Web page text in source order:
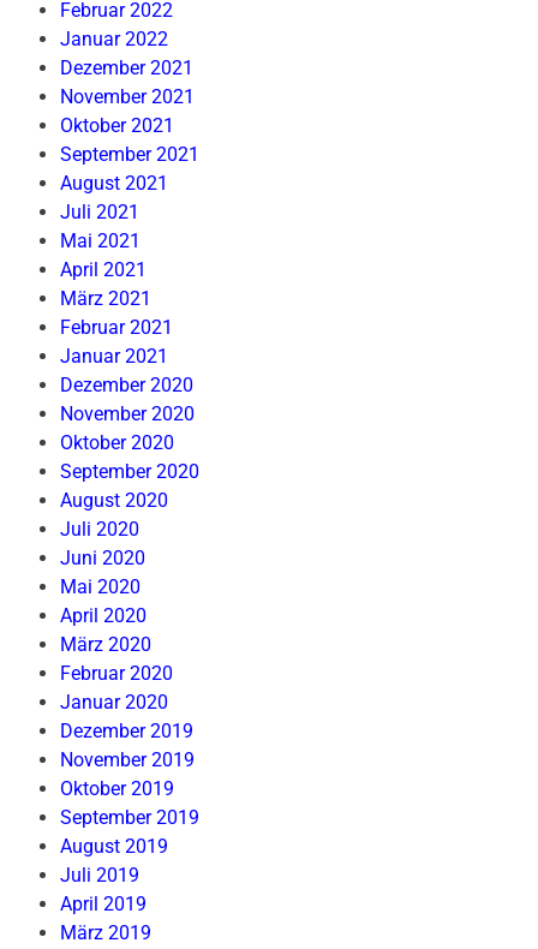
Februar 2022
Januar 2022
Dezember 2021
November 2021
Oktober 2021
September 2021
August 2021
Juli 2021
Mai 2021
April 2021
März 2021
Februar 2021
Januar 2021
Dezember 2020
November 2020
Oktober 2020
September 2020
August 2020
Juli 2020
Juni 2020
Mai 2020
April 2020
März 2020
Februar 2020
Januar 2020
Dezember 2019
November 2019
Oktober 2019
September 2019
August 2019
Juli 2019
April 2019
März 2019